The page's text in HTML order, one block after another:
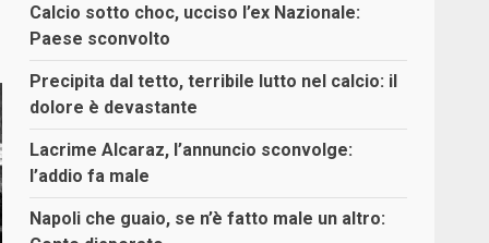
Calcio sotto choc, ucciso l’ex Nazionale:
Paese sconvolto
Precipita dal tetto, terribile lutto nel calcio: il
dolore è devastante
Lacrime Alcaraz, l’annuncio sconvolge:
l’addio fa male
Napoli che guaio, se n’è fatto male un altro: